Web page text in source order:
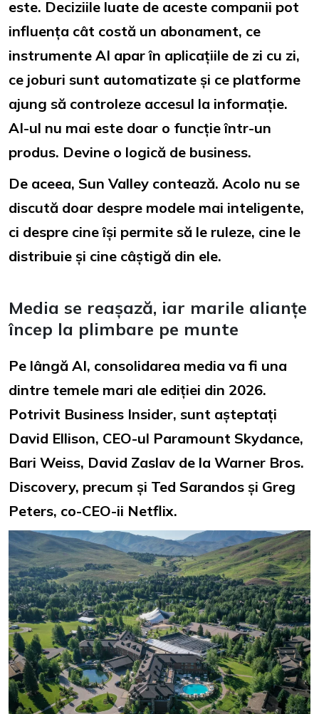
este. Deciziile luate de aceste companii pot
influența cât costă un abonament, ce
instrumente AI apar în aplicațiile de zi cu zi,
ce joburi sunt automatizate și ce platforme
ajung să controleze accesul la informație.
AI-ul nu mai este doar o funcție într-un
produs. Devine o logică de business.
De aceea, Sun Valley contează. Acolo nu se
discută doar despre modele mai inteligente,
ci despre cine își permite să le ruleze, cine le
distribuie și cine câștigă din ele.
Media se reașază, iar marile alianțe
încep la plimbare pe munte
Pe lângă AI, consolidarea media va fi una
dintre temele mari ale ediției din 2026.
Potrivit Business Insider, sunt așteptați
David Ellison, CEO-ul Paramount Skydance,
Bari Weiss, David Zaslav de la Warner Bros.
Discovery, precum și Ted Sarandos și Greg
Peters, co-CEO-ii Netflix.